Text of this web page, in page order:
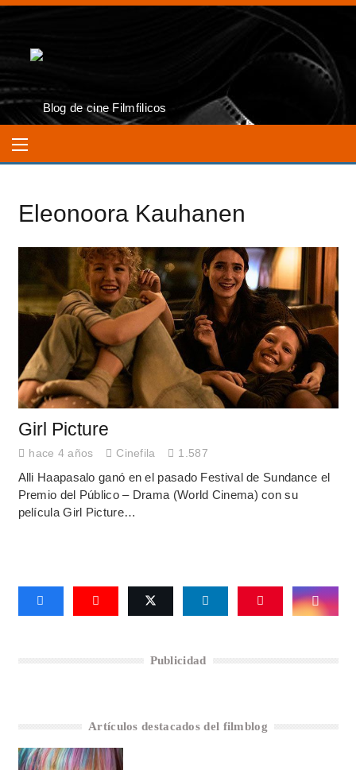
Eleonoora Kauhanen
Girl Picture
hace 4 años Cinefila 1.587
Alli Haapasalo ganó en el pasado Festival de Sundance el
Premio del Público – Drama (World Cinema) con su
película Girl Picture…
Publicidad
Artículos destacados del filmblog